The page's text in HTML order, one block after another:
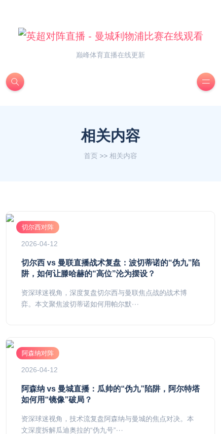
巅峰体育直播在线更新
相关内容
首页 >> 相关内容
切尔西对阵
2026-04-12
切尔西 vs 曼联直播战术复盘：波切蒂诺的“伪九”陷
阱，如何让滕哈赫的“高位”沦为摆设？
资深球迷视角，深度复盘切尔西与曼联焦点战的战术博
弈。本文聚焦波切蒂诺如何用帕尔默···
阿森纳对阵
2026-04-12
阿森纳 vs 曼城直播：瓜帅的“伪九”陷阱，阿尔特塔
如何用“镜像”破局？
资深球迷视角，技术流复盘阿森纳与曼城的焦点对决。本
文深度拆解瓜迪奥拉的“伪九号”···